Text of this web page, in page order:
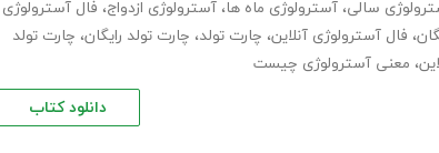
سالی، آسترولوژی ماه ها، آسترولوژی ازدواج، فال آسترولوژی
، فال آسترولوژی آنلاین، چارت تولد، چارت تولد رایگان، چارت تولد
، معنی آسترولوژی چیست
دانلود کتاب